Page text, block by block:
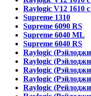
Raylogic V12 1610
Supreme 1310
Supreme 6090 RS
Supreme 6040 ML
Supreme 6040 RS
Raylogic
Raylogic
Raylogic
Raylogic
Raylogic